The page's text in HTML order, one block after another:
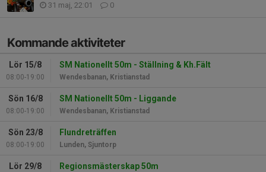
31 maj, 22:01 0
Kommande aktiviteter
Lör 15/8
08:00-19:00
SM Nationellt 50m - Ställning & Kh.Fält
Wendesbanan, Kristianstad
Sön 16/8
08:00-19:00
SM Nationellt 50m - Liggande
Wendesbanan, Kristianstad
Sön 23/8
08:00-19:00
Flundreträffen
Lunden, Sjuntorp
Lör 29/8 Regionsmästerskap 50m